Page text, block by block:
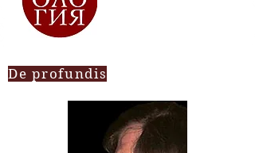
De profundis